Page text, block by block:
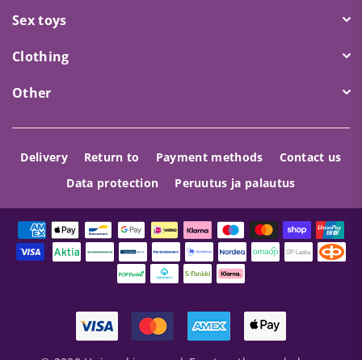
Sex toys
Clothing
Other
Delivery Return to Payment methods
Contact us
Data protection
Peruutus ja palautus